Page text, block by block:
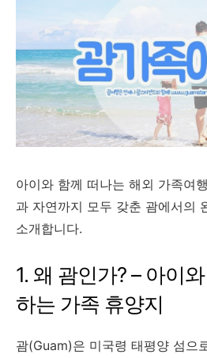
아이와 함께 떠나는 해외 가족여
과 자연까지 모두 갖춘 괌에서의
소개합니다.
1. 왜 괌인가? – 아이
하는 가족 휴양지
괌(Guam)은 미국령 태평양 섬으